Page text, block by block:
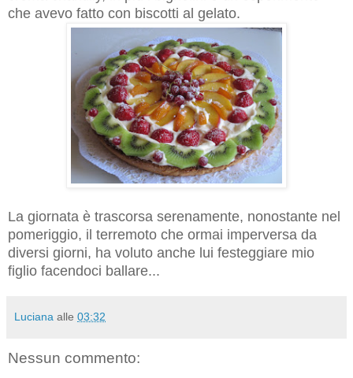
che avevo fatto con biscotti al gelato.
La giornata è trascorsa serenamente, nonostante nel
pomeriggio, il terremoto che ormai imperversa da
diversi giorni, ha voluto anche lui festeggiare mio
figlio facendoci ballare...
Luciana alle 03:32
Nessun commento: